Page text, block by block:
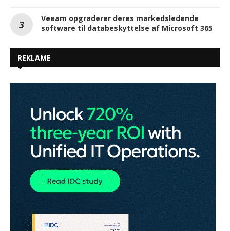
Veeam opgraderer deres markedsledende
software til databeskyttelse af Microsoft 365
REKLAME